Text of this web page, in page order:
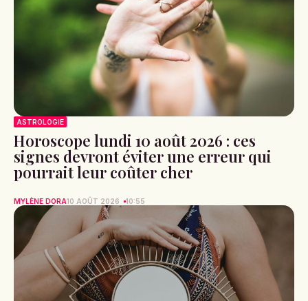
ASTROLOGIE
Horoscope lundi 10 août 2026 : ces
signes devront éviter une erreur qui
pourrait leur coûter cher
MYLÈNE DORA10 AOÛT 2026 10:55